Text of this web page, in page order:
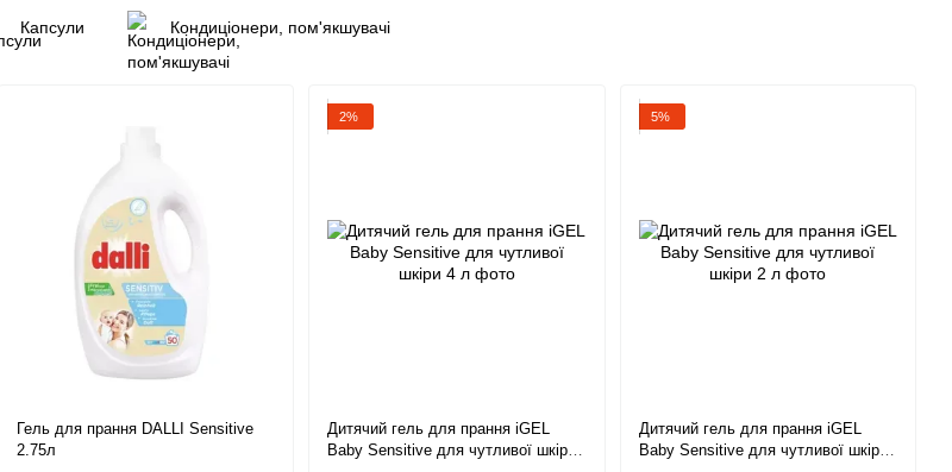
Капсули Кондиціонери, пом'якшувачі
Гель для прання DALLI Sensitive
2.75л
2%
Дитячий гель для прання iGEL
Baby Sensitive для чутливої шкіри
5%
Дитячий гель для прання iGEL
Baby Sensitive для чутливої шкіри